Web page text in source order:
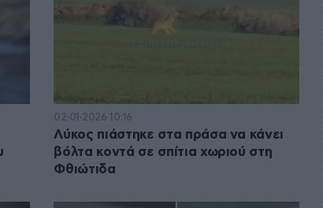
02·01·2026 10:16
Λύκος πιάστηκε στα πράσα να κάνει
βόλτα κοντά σε σπίτια χωριού στη
Φθιώτιδα